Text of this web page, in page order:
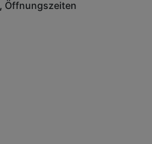
Öffnungszeiten